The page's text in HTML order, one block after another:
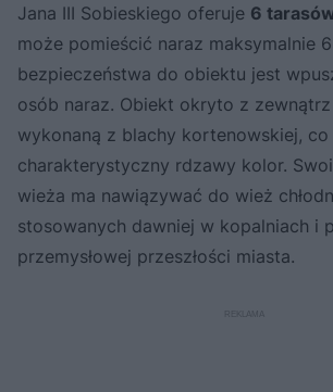
Jana III Sobieskiego oferuje 6
może pomieścić naraz maksymalnie
bezpieczeństwa do obiektu jest
osób naraz. Obiekt okryto z
wykonaną z blachy kortenowskiej, co
charakterystyczny rdzawy kolor.
wieża ma nawiązywać do wież
stosowanych dawniej w kopalniach i
przemysłowej przeszłości miasta.